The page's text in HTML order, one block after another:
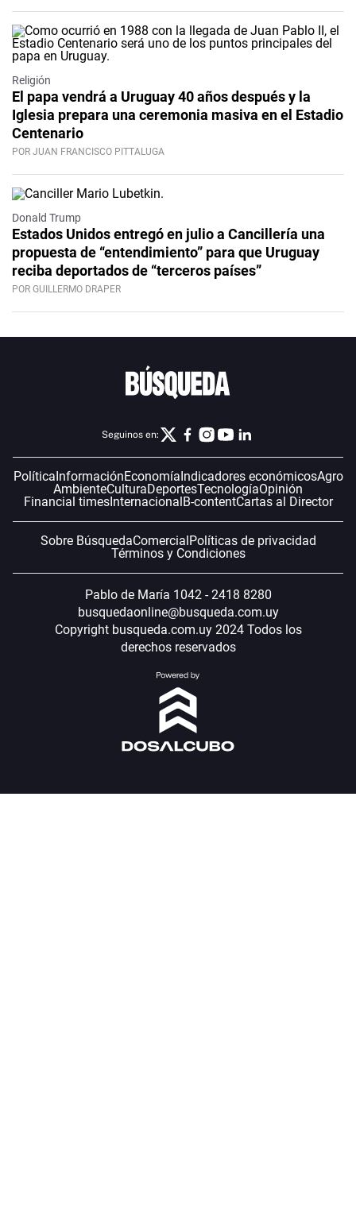
Religión
El papa vendrá a Uruguay 40 años después y la
Iglesia prepara una ceremonia masiva en el Estadio
Centenario
POR JUAN FRANCISCO PITTALUGA
Donald Trump
Estados Unidos entregó en julio a Cancillería una
propuesta de “entendimiento” para que Uruguay
reciba deportados de “terceros países”
POR GUILLERMO DRAPER
Seguinos en:
PolíticaInformaciónEconomíaIndicadores económicosAgro
AmbienteCulturaDeportesTecnologíaOpinión
Financial timesInternacionalB-contentCartas al Director
Sobre BúsquedaComercialPolíticas de privacidad
Términos y Condiciones
Pablo de María 1042 - 2418 8280
busquedaonline@busqueda.com.uy
Copyright busqueda.com.uy 2024 Todos los
derechos reservados